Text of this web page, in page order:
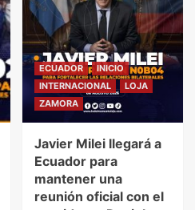
ECUADOR
INICIO
INTERNACIONAL
LOJA
ZAMORA
Javier Milei llegará a
Ecuador para
mantener una
reunión oficial con el